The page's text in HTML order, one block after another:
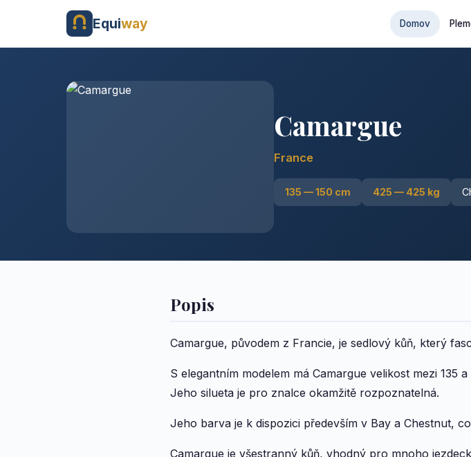
Equiway Domov
Camargue
France
135 — 150 cm 425 — 425 kg
Popis
Camargue, původem z Francie, je sedlový kůň, který
S elegantním modelem má Camargue velikost mezi
Jeho silueta je pro znalce okamžitě rozpoznatelná.
Jeho barva je k dispozici především v Bay a Chestnut,
Camargue je všestranný kůň, vhodný pro mnoho